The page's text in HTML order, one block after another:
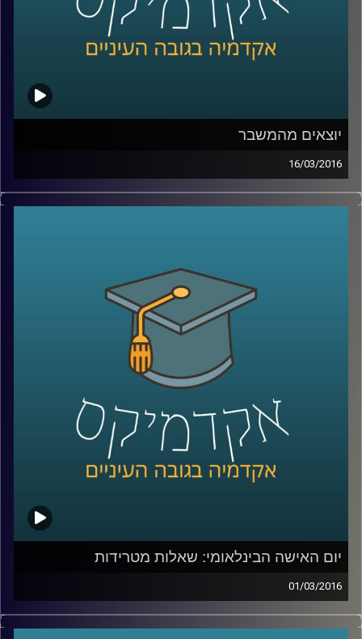
יוצאים מהמשבר
16/03/2016
ניהול קונפליקטים הוא עניין שברירי. זה נכון לכל
ארגון שמפיץ את
המתודולוגיה בעולם
–בואו ללמוד לפתור
בעיות, להרוויח מהסבכים שבחייכם ולהשיג קצת
AudioVersity
יום האישה הבינלאומי: שאלות מטרידות
01/03/2016
זה מגיע מכל כיוון וצף על פני המים – הטרדות